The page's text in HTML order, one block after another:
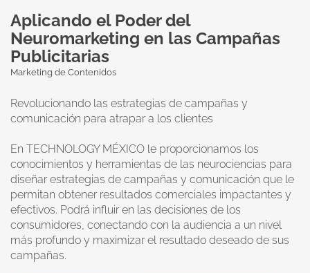
Aplicando el Poder del
Neuromarketing en las Campañas
Publicitarias
Marketing de Contenidos
Revolucionando las estrategias de campañas y
comunicación para atrapar a los clientes
En TECHNOLOGY MÉXICO le proporcionamos los
conocimientos y herramientas de las neurociencias para
diseñar estrategias de campañas y comunicación que le
permitan obtener resultados comerciales impactantes y
efectivos. Podrá influir en las decisiones de los
consumidores, conectando con la audiencia a un nivel
más profundo y maximizar el resultado deseado de sus
campañas.